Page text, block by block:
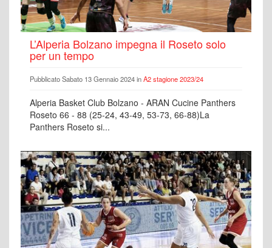
L’Alperia Bolzano impegna il Roseto solo
per un tempo
Pubblicato Sabato 13 Gennaio 2024 inA2 stagione 2023/24
Alperia Basket Club Bolzano - ARAN Cucine Panthers
Roseto 66 - 88 (25-24, 43-49, 53-73, 66-88)La
Panthers Roseto si...